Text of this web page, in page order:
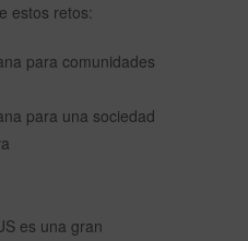
estos retos:
para comunidades
para una sociedad
es una gran